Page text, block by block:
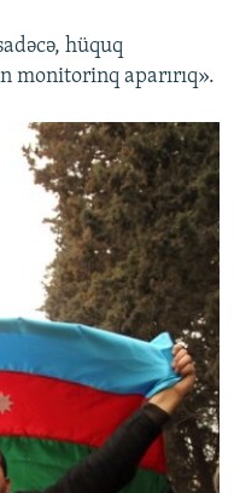
hüquq
monitorinq aparırıq».